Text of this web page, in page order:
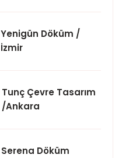
Yenigün Döküm /
İzmir
Tunç Çevre Tasarım
/Ankara
Serena Döküm